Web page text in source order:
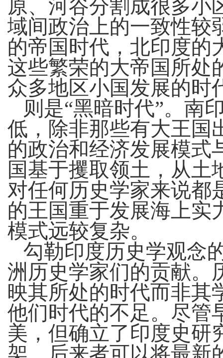
原、河谷分割成很多小
域间政治上的一致性较
的帝国时代，北印度的
这些繁荣的大帝国所处
众多地区小国发展的时
则是“黑暗时代”。南
低，除非那些有大王国
的政治和经济发展模式
国基于攫取领土，从土
对任何历史学家来说都
的王国重于发展海上实
模式远较复杂。
勾勒印度历史学观念
洲历史学家们的贡献。
映其所处的时代而非其
他们时代的不足。尽管
美，但确立了印度史研